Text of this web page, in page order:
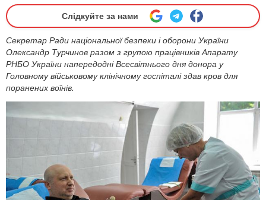
Слідкуйте за нами
Секретар Ради національної безпеки і оборони України
Олександр Турчинов разом з групою працівників Апарату
РНБО України напередодні Всесвітнього дня донора у
Головному військовому клінічному госпіталі здав кров для
поранених воїнів.